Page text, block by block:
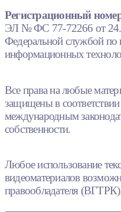
Регистрационный
ЭЛ № ФС 77-72266 от
Федеральной службой по
информационных
Все права на любые
защищены в
международным
собственности.
Любое использование
видеоматериалов
правообладателя